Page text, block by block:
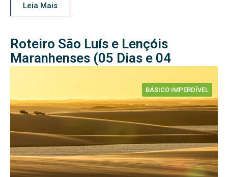
Leia Mais
Roteiro São Luís e Lençóis
Maranhenses (05 Dias e 04
BÁSICO IMPERDÍVEL